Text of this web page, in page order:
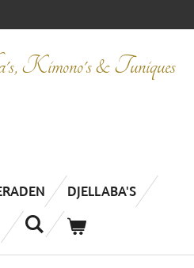
Kimono's & Tuniques
DJELLABA'S